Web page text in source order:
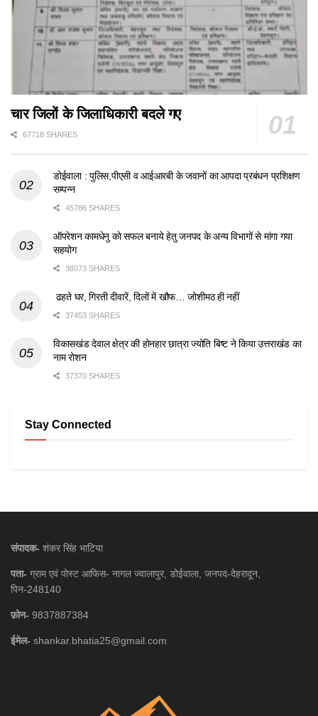
चार जिलों के जिलाधिकारी बदले गए
67718 SHARES
डोईवाला : पुलिस,पीएसी व आईआरबी के जवानों का आपदा प्रबंधन प्रशिक्षण
सम्पन्न
45786 SHARES
ऑपरेशन कामधेनु को सफल बनाये हेतु जनपद के अन्य विभागों से मांगा गया
सहयोग
38073 SHARES
ढहते घर, गिरती दीवारें, दिलों में खौफ… जोशीमठ ही नहीं
37453 SHARES
विकासखंड देवाल क्षेत्र की होनहार छात्रा ज्योति बिष्ट ने किया उत्तराखंड का
नाम रोशन
37370 SHARES
Stay Connected
संपादक- शंकर सिंह भाटिया
पता- ग्राम एवं पोस्ट आफिस- नागल ज्वालापुर, डोईवाला, जनपद-देहरादून,
पिन-248140
फ़ोन- 9837887384
ईमेल- shankar.bhatia25@gmail.com